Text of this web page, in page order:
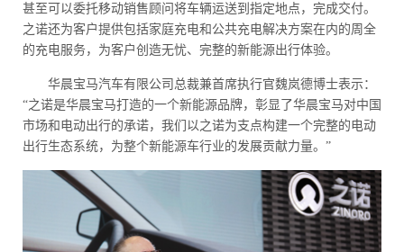
甚至可以委托移动销售顾问将车辆运送到指定地点，完成交付。
之诺还为客户提供包括家庭充电和公共充电解决方案在内的周全
的充电服务，为客户创造无忧、完整的新能源出行体验。
华晨宝马汽车有限公司总裁兼首席执行官魏岚德博士表示：
“之诺是华晨宝马打造的一个新能源品牌，彰显了华晨宝马对中国
市场和电动出行的承诺，我们以之诺为支点构建一个完整的电动
出行生态系统，为整个新能源车行业的发展贡献力量。”